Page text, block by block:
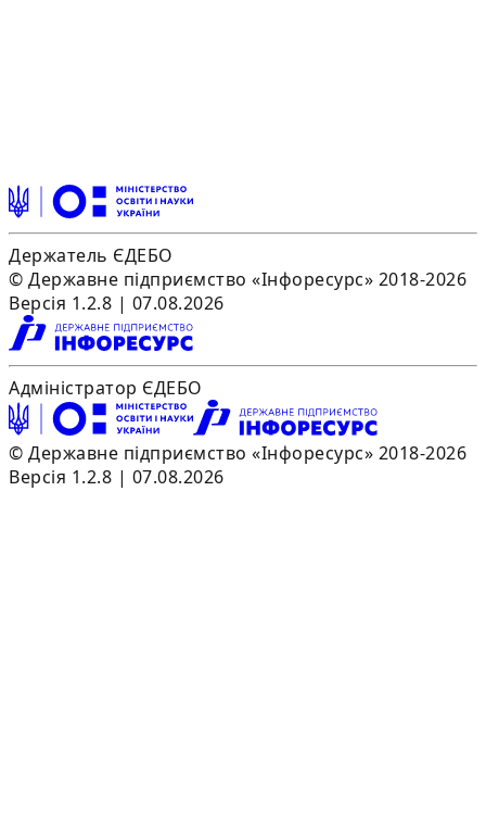
Держатель ЄДЕБО
© Державне підприємство «Інфоресурс» 2018-2026
Версія 1.2.8 | 07.08.2026
Адміністратор ЄДЕБО
© Державне підприємство «Інфоресурс» 2018-2026
Версія 1.2.8 | 07.08.2026